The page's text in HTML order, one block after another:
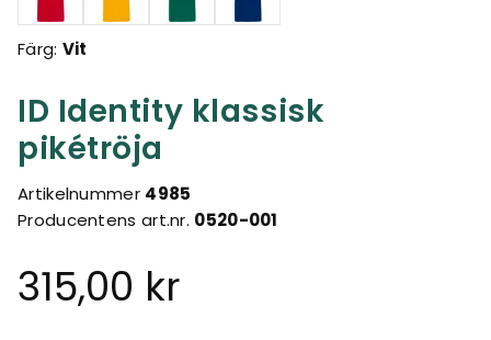
ID Identity klassisk
pikétröja
Artikelnummer 4985
Producentens art.nr. 0520-001
315,00 kr
Färg: Vit